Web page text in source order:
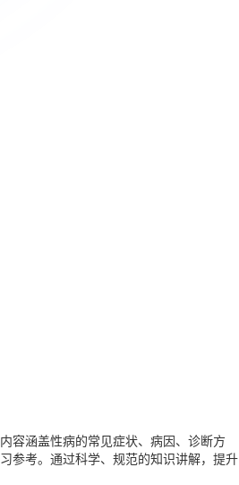
容涵盖性病的常见症状、病因、诊断方
参考。通过科学、规范的知识讲解，提升